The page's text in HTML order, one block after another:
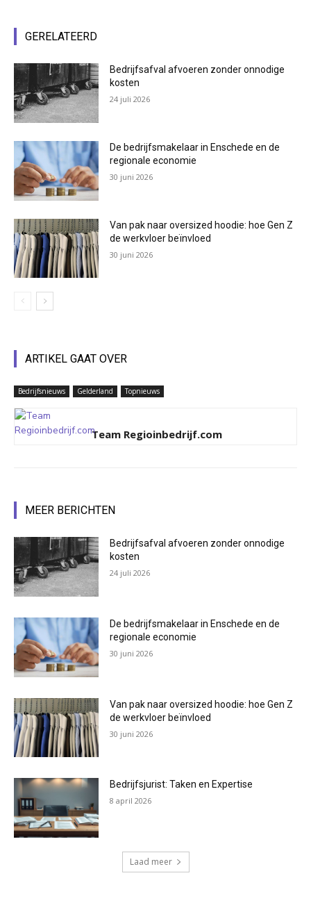
GERELATEERD
Bedrijfsafval afvoeren zonder onnodige
kosten
24 juli 2026
De bedrijfsmakelaar in Enschede en de
regionale economie
30 juni 2026
Van pak naar oversized hoodie: hoe Gen Z
de werkvloer beïnvloed
30 juni 2026
ARTIKEL GAAT OVER
Bedrijfsnieuws Gelderland Topnieuws
Team Regioinbedrijf.com
MEER BERICHTEN
Bedrijfsafval afvoeren zonder onnodige
kosten
24 juli 2026
De bedrijfsmakelaar in Enschede en de
regionale economie
30 juni 2026
Van pak naar oversized hoodie: hoe Gen Z
de werkvloer beïnvloed
30 juni 2026
Bedrijfsjurist: Taken en Expertise
8 april 2026
Laad meer